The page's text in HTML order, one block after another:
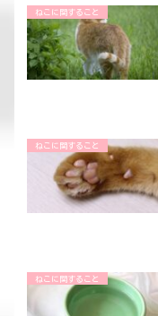
ねこに関すること
ねこに関すること
ねこに関すること